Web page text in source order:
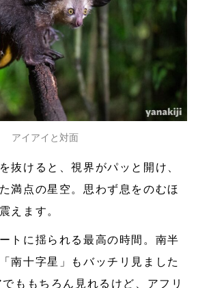
アイアイと対面
抜けると、視界がパッと開け、
満点の星空。思わず息をのむほ
えます。
トに揺られる最高の時間。南半
南十字星」もバッチリ見ました
ももちろん見れるけど、アフリ